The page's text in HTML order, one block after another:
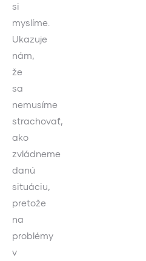
si
myslíme.
Ukazuje
nám,
že
sa
nemusíme
strachovať,
ako
zvládneme
danú
situáciu,
pretože
na
problémy
v